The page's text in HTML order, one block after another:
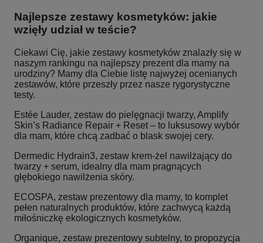
Najlepsze zestawy kosmetyków: jakie
wzięły udział w teście?
Ciekawi Cię, jakie zestawy kosmetyków znalazły się w
naszym rankingu na najlepszy prezent dla mamy na
urodziny? Mamy dla Ciebie listę najwyżej ocenianych
zestawów, które przeszły przez nasze rygorystyczne
testy.
Estée Lauder, zestaw do pielęgnacji twarzy, Amplify
Skin’s Radiance Repair + Reset – to luksusowy wybór
dla mam, które chcą zadbać o blask swojej cery.
Dermedic Hydrain3, zestaw krem-żel nawilżający do
twarzy + serum, idealny dla mam pragnących
głębokiego nawilżenia skóry.
ECOSPA, zestaw prezentowy dla mamy, to komplet
pełen naturalnych produktów, które zachwycą każdą
miłośniczkę ekologicznych kosmetyków.
Organique, zestaw prezentowy subtelny, to propozycja